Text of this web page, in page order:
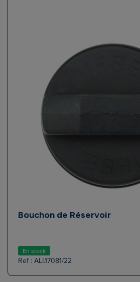
Bouchon de Réservoir
En stock
Ref : ALI.17081/22